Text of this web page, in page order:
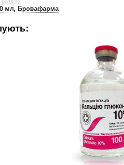
мл, Бровафарма